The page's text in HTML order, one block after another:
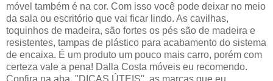
móvel também é na cor. Com isso você pode deixar no meio
da sala ou escritório que vai ficar lindo. As cavilhas,
toquinhos de madeira, são fortes os pés são de madeira e
resistentes, tampas de plástico para acabamento do sistema
de encaixa. É um produto um pouco mais carro, porém com
certeza vale a pena! Dalla Costa móveis eu recomendo.
Confira na aba, "DICAS ÚTEIS", as marcas que eu